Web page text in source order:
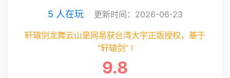
5 人在玩 更新时间：2026-06-23
轩辕剑龙舞云山是网易获台湾大宇正版授权，基于
“轩辕剑” I
9.8